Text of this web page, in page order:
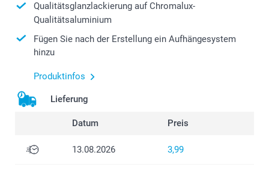
Qualitätsglanzlackierung auf Chromalux-
Qualitätsaluminium
Fügen Sie nach der Erstellung ein Aufhängesystem
hinzu
Produktinfos
Lieferung
Datum Preis
13.08.2026 3,99